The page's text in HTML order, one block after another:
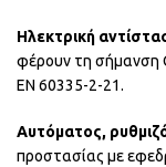
Ηλεκτρική
φέρουν τη σήμανση
ΕΝ 60335-2-21.
Αυτόματος,
προστασίας με